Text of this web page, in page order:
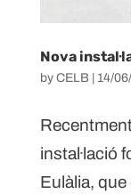
Nova
by CELB 14/
instal·lació
Eulàlia,